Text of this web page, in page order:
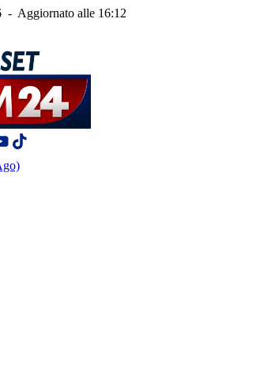
- Aggiornato alle 16:12